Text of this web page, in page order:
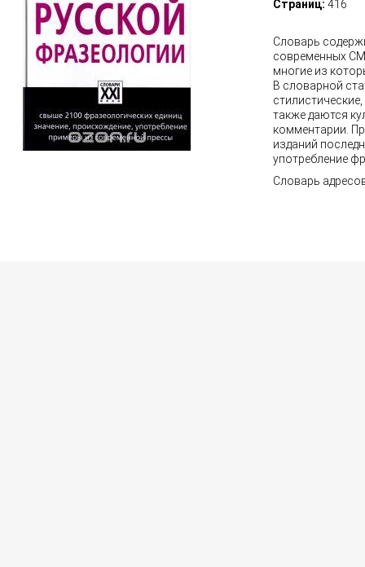
Страниц: 416
Словарь
современных
многие из
В словарной
также даются
комментарии.
изданий
употребление
Словарь